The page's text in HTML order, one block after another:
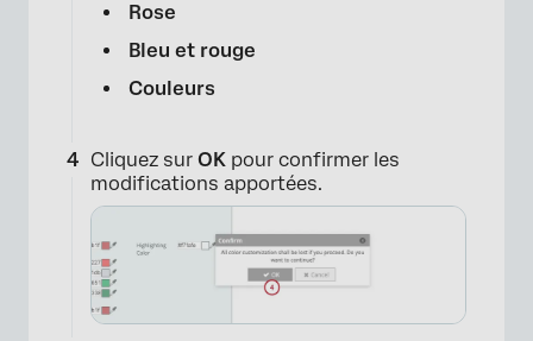
Rose
Bleu et rouge
Couleurs
Cliquez sur OK pour confirmer les
modifications apportées.